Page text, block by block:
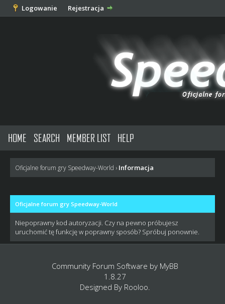
Logowanie Rejestracja
HOME SEARCH MEMBER LIST HELP
Oficjalne forum gry Speedway-World › Informacja
Oficjalne forum gry Speedway-World
Niepoprawny kod autoryzacji. Czy na pewno próbujesz
uruchomić tę funkcję w poprawny sposób? Spróbuj ponownie.
Community Forum Software by MyBB
1.8.27
Designed By Rooloo.